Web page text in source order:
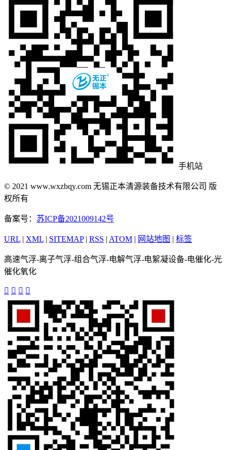
手机站
© 2021 www.wxzbqy.com 无锡正本清源装备技术有限公司 版
权所有
备案号： 苏ICP备2021009142号
URL | XML | SITEMAP | RSS | ATOM | 网站地图 | 标签
高速气浮-离子气浮-组合气浮-电解气浮-电絮凝设备-电催化-光
催化氧化
   